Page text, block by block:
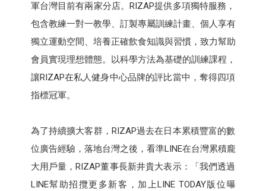
軍台灣目前有兩家分店。RIZAP提供多項獨特服務，
包含教練一對一教學、訂製專屬訓練計畫、個人享有
獨立運動空間、培養正確飲食知識與習慣，致力幫助
會員實現理想體態。以科學方法為基礎的訓練課程，
讓RIZAP在私人健身中心品牌的評比當中，奪得四項
指標冠軍。
為了持續擴大客群，RIZAP過去在日本累積豐富的數
位廣告經驗，落地台灣之後，看準LINE在台灣累積龐
大用戶量，RIZAP董事長新井貴大表示：「我們透過
LINE幫助招攬更多新客，加上LINE TODAY版位曝